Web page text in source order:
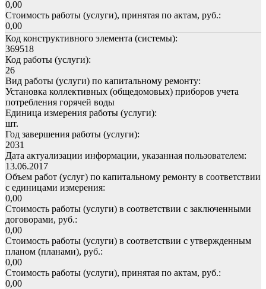
0,00
Стоимость работы (услуги), принятая по актам, руб.:
0,00
Код конструктивного элемента (системы):
369518
Код работы (услуги):
26
Вид работы (услуги) по капитальному ремонту:
Установка коллективных (общедомовых) приборов учета
потребления горячей воды
Единица измерения работы (услуги):
шт.
Год завершения работы (услуги):
2031
Дата актуализации информации, указанная пользователем:
13.06.2017
Объем работ (услуг) по капитальному ремонту в соответствии
с единицами измерения:
0,00
Стоимость работы (услуги) в соответствии с заключенными
договорами, руб.:
0,00
Стоимость работы (услуги) в соответствии с утвержденным
планом (планами), руб.:
0,00
Стоимость работы (услуги), принятая по актам, руб.:
0,00